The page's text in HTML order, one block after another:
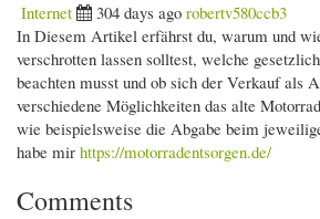
Internet
304 days ago robertv580ccb3
In Diesem Artikel erfährst du, warum und
verschrotten lassen solltest, welche
beachten musst und ob sich der Verkauf als
verschiedene Möglichkeiten das alte
wie beispielsweise die Abgabe beim
habe mir https://motorradentsorgen.de/
Comments